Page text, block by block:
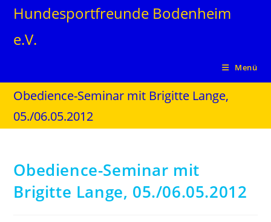
Hundesportfreunde Bodenheim
e.V.
Menü
Obedience-Seminar mit Brigitte Lange,
05./06.05.2012
Obedience-Seminar mit
Brigitte Lange, 05./06.05.2012